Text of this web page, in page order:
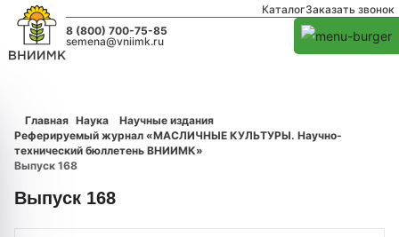
КаталогЗаказать звонок
8 (800) 700-75-85
semena@vniimk.ru
Главная Наука
Научные издания
Реферируемый журнал «МАСЛИЧНЫЕ КУЛЬТУРЫ. Научно-
технический бюллетень ВНИИМК»
Выпуск 168
Выпуск 168